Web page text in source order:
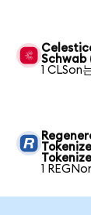
Schwab
1 CLSon
1